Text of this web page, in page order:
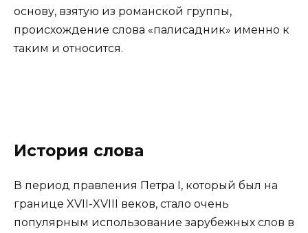
основу, взятую из романской группы,
происхождение слова «палисадник» именно к
таким и относится.
История слова
В период правления Петра I, который был на
границе XVII-XVIII веков, стало очень
популярным использование зарубежных слов в